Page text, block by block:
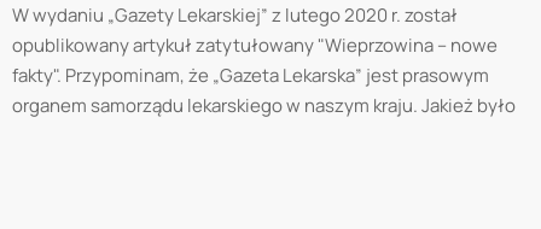
W wydaniu „Gazety Lekarskiej” z lutego 2020 r. został
opublikowany artykuł zatytułowany "Wieprzowina – nowe
fakty". Przypominam, że „Gazeta Lekarska” jest prasowym
organem samorządu lekarskiego w naszym kraju. Jakież było